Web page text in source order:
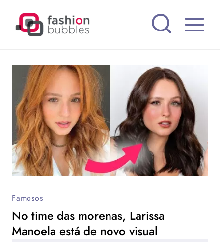
Famosos
No time das morenas, Larissa
Manoela está de novo visual